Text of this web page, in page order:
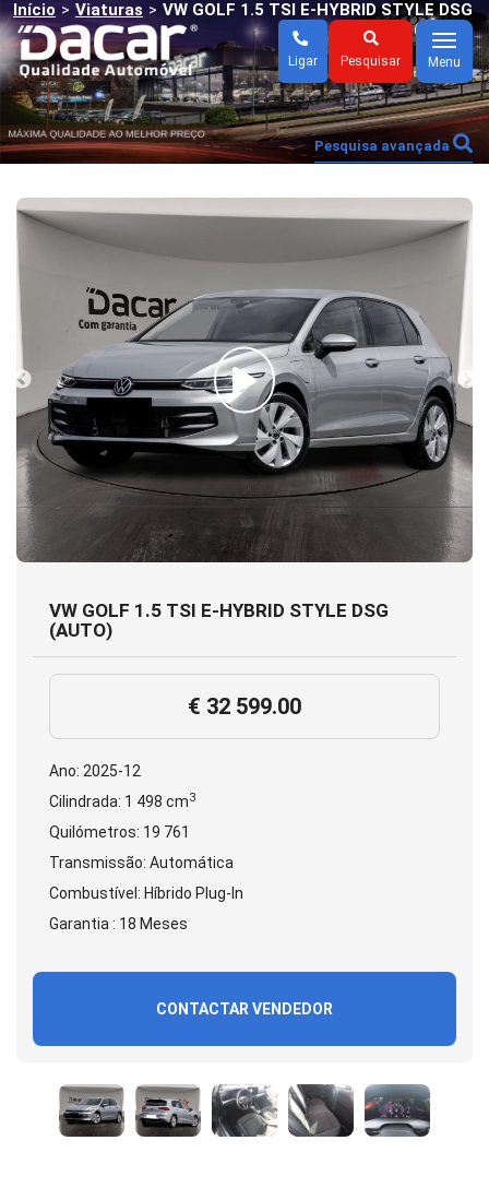
Pesquisar
Ligar
Menu
Menu
Início > Viaturas > VW GOLF 1.5 TSI E-HYBRID STYLE DSG
(AUTO)
Pesquisa avançada
VW GOLF 1.5 TSI E-HYBRID STYLE DSG
(AUTO)
€ 32 599.00
Ano: 2025-12
Cilindrada: 1 498 cm3
Quilómetros: 19 761
Transmissão: Automática
Combustível: Híbrido Plug-In
Garantia : 18 Meses
CONTACTAR VENDEDOR